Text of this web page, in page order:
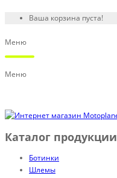
Ваша корзина пуста!
Меню
Меню
Каталог продукции
Ботинки
Шлемы